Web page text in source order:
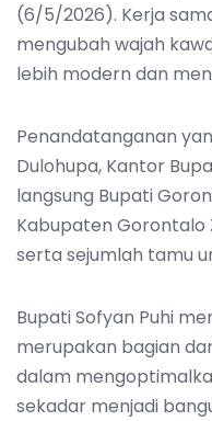
(6/5/2026). Kerja
mengubah wajah
lebih modern dan
Penandatanganan
Dulohupa, Kantor
langsung Bupati
Kabupaten Gorontalo
serta sejumlah tamu
Bupati Sofyan Puhi
merupakan bagian
dalam
sekadar menjadi